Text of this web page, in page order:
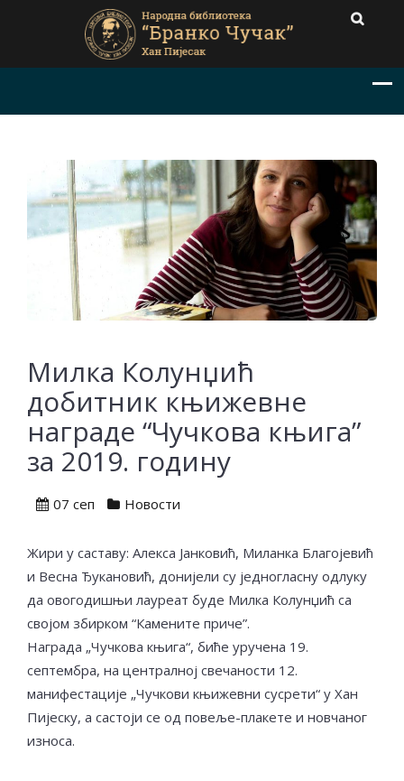
Милка Колунџић
добитник књижевне
награде “Чучкова књига”
за 2019. годину
07 сеп Новости
Жири у саставу: Алекса Јанковић, Миланка Благојевић
и Весна Ђукановић, донијели су једногласну одлуку
да овогодишњи лауреат буде Милка Колунџић са
својом збирком “Камените приче”.
Награда „Чучкова књига“, биће уручена 19.
септембра, на централној свечаности 12.
манифестације „Чучкови књижевни сусрети“ у Хан
Пијеску, а састоји се од повеље-плакете и новчаног
износа.